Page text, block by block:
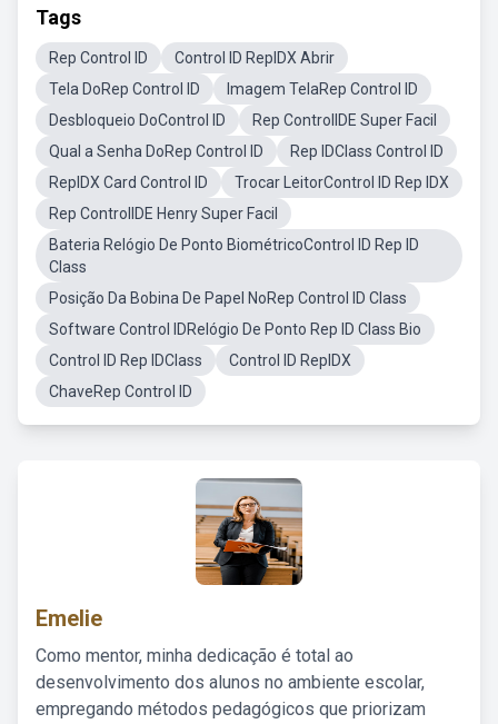
Tags
Rep Control ID
Control ID RepIDX Abrir
Tela DoRep Control ID
Imagem TelaRep Control ID
Desbloqueio DoControl ID
Rep ControlIDE Super Facil
Qual a Senha DoRep Control ID
Rep IDClass Control ID
RepIDX Card Control ID
Trocar LeitorControl ID Rep IDX
Rep ControlIDE Henry Super Facil
Bateria Relógio De Ponto BiométricoControl ID Rep ID
Class
Posição Da Bobina De Papel NoRep Control ID Class
Software Control IDRelógio De Ponto Rep ID Class Bio
Control ID Rep IDClass
Control ID RepIDX
ChaveRep Control ID
Emelie
Como mentor, minha dedicação é total ao
desenvolvimento dos alunos no ambiente escolar,
empregando métodos pedagógicos que priorizam